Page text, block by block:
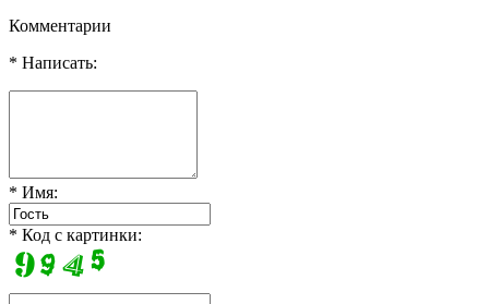
Комментарии
* Написать:
* Имя:
* Код с картинки: